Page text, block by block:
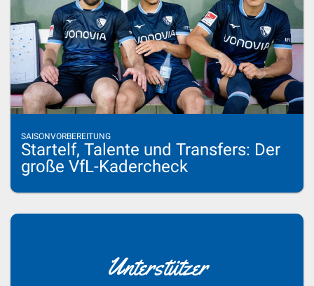
SAISONVORBEREITUNG
Startelf, Talente und Transfers: Der
große VfL-Kadercheck
Unterstützer